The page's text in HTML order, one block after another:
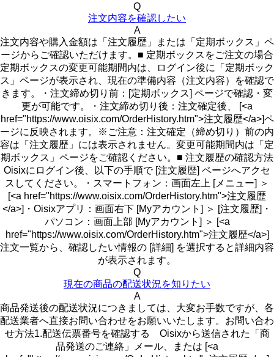
Q
注文内容を確認したい
A
注文内容や購入金額は「注文履歴」または「定期ボックス」ペ
ージからご確認いただけます。■ 定期ボックスをご注文の場合
定期ボックスの変更可能期間内は、ログイン後に「定期ボック
ス」ページが表示され、現在の準備内容（注文内容）を確認で
きます。・注文締め切り前：[定期ボックス] ページで確認・変
更が可能です。・注文締め切り後：注文確定後、 [<a
href="https://www.oisix.com/OrderHistory.htm">注文履歴</a>]ペ
ージに反映されます。※ご注意：注文確定（締め切り）前の内
容は「注文履歴」には表示されません。変更可能期間内は「定
期ボックス」ページをご確認ください。■ 注文履歴の確認方法
Oisixにログイン後、以下の手順で [注文履歴] ページへアクセ
スしてください。・スマートフォン：画面左上 [メニュー] ＞
[<a href="https://www.oisix.com/OrderHistory.htm">注文履歴
</a>]・Oisixアプリ：画面右下 [Myアカウント] ＞ [注文履歴]・
パソコン：画面上部 [Myアカウント] ＞ [<a
href="https://www.oisix.com/OrderHistory.htm">注文履歴</a>]
注文一覧から、確認したい情報の [詳細] を選択すると詳細内容
が表示されます。
Q
現在の商品の配送状況を知りたい
A
商品発送後の配送状況につきましては、大変お手数ですが、各
配送業者へ直接お問い合わせをお願いいたします。お問い合わ
せ方法1.配送伝票番号を確認する Oisixから送信された「商
品発送のご連絡」メール、または [<a